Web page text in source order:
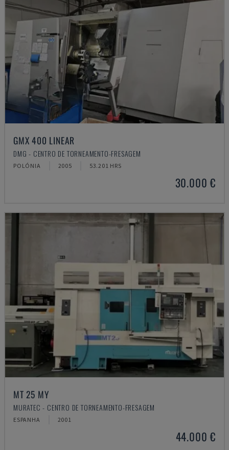
GMX 400 LINEAR
DMG - CENTRO DE TORNEAMENTO-FRESAGEM
POLÓNIA 2005 53.201 HRS
30.000 €
MT 25 MY
MURATEC - CENTRO DE TORNEAMENTO-FRESAGEM
ESPANHA 2001
44.000 €